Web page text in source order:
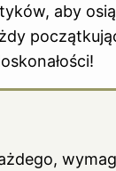
aby